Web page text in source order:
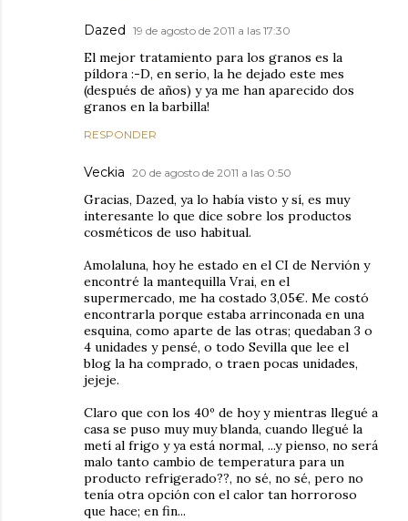
Dazed 19 de agosto de 2011 a las 17:30
El mejor tratamiento para los granos es la
píldora :-D, en serio, la he dejado este mes
(después de años) y ya me han aparecido dos
granos en la barbilla!
RESPONDER
Veckia 20 de agosto de 2011 a las 0:50
Gracias, Dazed, ya lo había visto y sí, es muy
interesante lo que dice sobre los productos
cosméticos de uso habitual.
Amolaluna, hoy he estado en el CI de Nervión y
encontré la mantequilla Vrai, en el
supermercado, me ha costado 3,05€. Me costó
encontrarla porque estaba arrinconada en una
esquina, como aparte de las otras; quedaban 3 o
4 unidades y pensé, o todo Sevilla que lee el
blog la ha comprado, o traen pocas unidades,
jejeje.
Claro que con los 40º de hoy y mientras llegué a
casa se puso muy muy blanda, cuando llegué la
metí al frigo y ya está normal, ...y pienso, no será
malo tanto cambio de temperatura para un
producto refrigerado??, no sé, no sé, pero no
tenía otra opción con el calor tan horroroso
que hace; en fin...